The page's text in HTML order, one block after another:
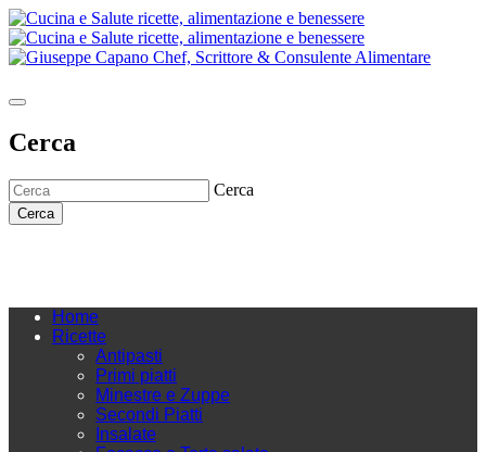
Cerca
Cerca
Cerca
Home
Ricette
Antipasti
Primi piatti
Minestre e Zuppe
Secondi Piatti
Insalate